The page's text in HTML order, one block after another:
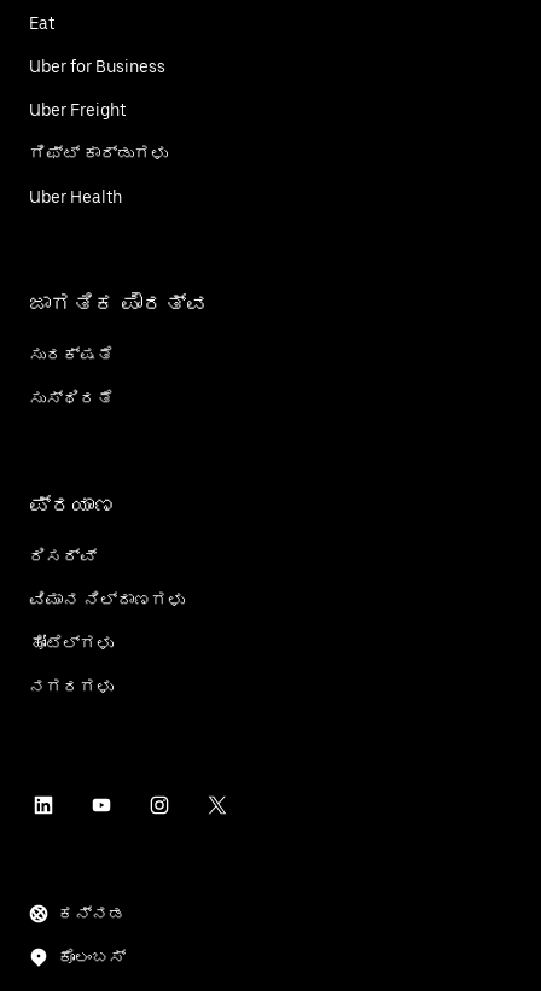
Eat
Uber for Business
Uber Freight
ಗಿಫ್ಟ್ ಕಾರ್ಡು‌ಗಳು
Uber Health
ಜಾಗತಿಕ ಪೌರತ್ವ
ಸುರಕ್ಷತೆ
ಸುಸ್ಥಿರತೆ
ಪ್ರಯಾಣ
ರಿಸರ್ವ್
ವಿಮಾನ ನಿಲ್ದಾಣಗಳು
ಹೋಟೆಲ್‌ಗಳು
ನಗರಗಳು
ಕನ್ನಡ
ಕೊಲಂಬಸ್